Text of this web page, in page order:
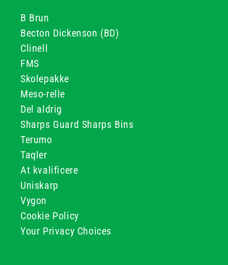
B Brun
Becton Dickenson (BD)
Clinell
FMS
Skolepakke
Meso-relle
Del aldrig
Sharps Guard Sharps Bins
Terumo
Taqler
At kvalificere
Uniskarp
Vygon
Cookie Policy
Your Privacy Choices